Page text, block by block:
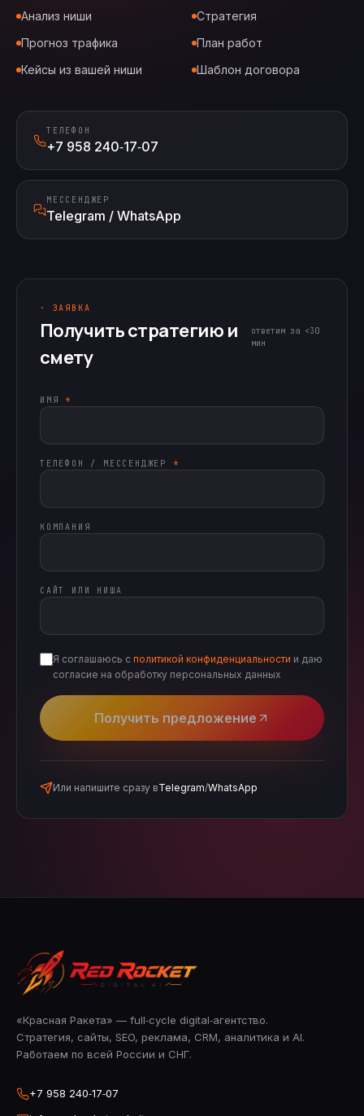
Анализ ниши
Стратегия
Прогноз трафика
План работ
Кейсы из вашей ниши
Шаблон договора
ТЕЛЕФОН
+7 958 240‑17‑07
МЕССЕНДЖЕР
Telegram / WhatsApp
· ЗАЯВКА
Получить стратегию и
смету
ответим за <30
мин
ИМЯ *
ТЕЛЕФОН / МЕССЕНДЖЕР *
КОМПАНИЯ
САЙТ ИЛИ НИША
Я соглашаюсь с политикой конфиденциальности и даю
согласие на обработку персональных данных
Получить предложение
Или напишите сразу вTelegram/WhatsApp
«Красная Ракета» — full‑cycle digital‑агентство.
Стратегия, сайты, SEO, реклама, CRM, аналитика и AI.
Работаем по всей России и СНГ.
+7 958 240‑17‑07